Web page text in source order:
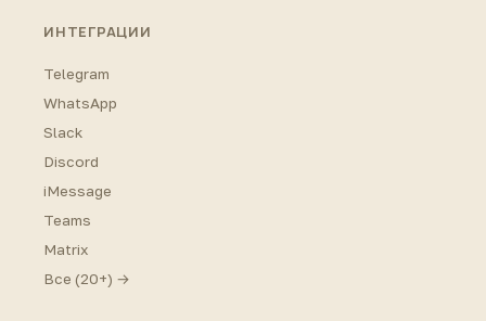
ИНТЕГРАЦИИ
Telegram
WhatsApp
Slack
Discord
iMessage
Teams
Matrix
Все (20+) →